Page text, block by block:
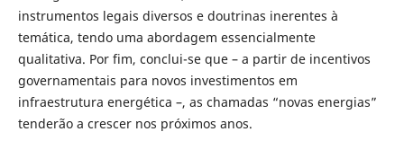
instrumentos legais diversos e doutrinas inerentes à
temática, tendo uma abordagem essencialmente
qualitativa. Por fim, conclui-se que – a partir de incentivos
governamentais para novos investimentos em
infraestrutura energética –, as chamadas “novas energias”
tenderão a crescer nos próximos anos.